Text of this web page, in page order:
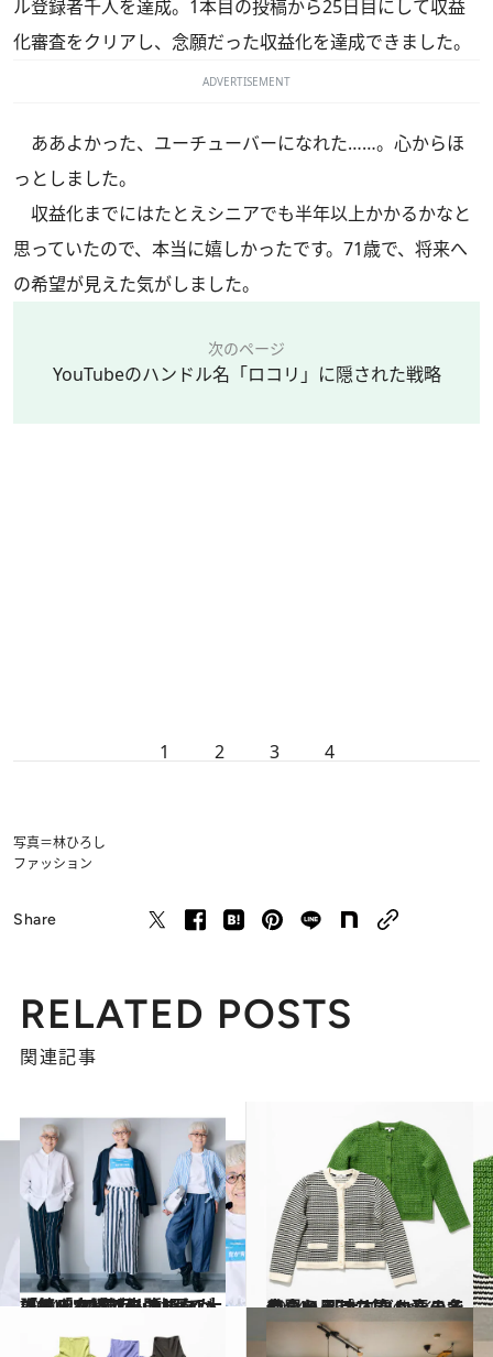
ル登録者千人を達成。1本目の投稿から25日目にして収益
化審査をクリアし、念願だった収益化を達成できました。
ADVERTISEMENT
ああよかった、ユーチューバーになれた……。心からほ
っとしました。
収益化までにはたとえシニアでも半年以上かかるかなと
思っていたので、本当に嬉しかったです。71歳で、将来へ
の希望が見えた気がしました。
次のページ
YouTubeのハンドル名「ロコリ」に隠された戦略
1 2 3 4
写真＝林ひろし
ファッション
Share
RELATED POSTS
関連記事
2024.2.16
【続きを読む】ユニクロ・GUの着回し動画で大人気！ 72歳YouTuberが語る「穴場ブランド」 「メルカリで失敗しないコツ」
ファッション 2024.1.16
今買い足したい！ 春まで着られる 大人だからこそ似合う 【ユニクロ】の名品・トップス篇
コミック ＆ エッセイ